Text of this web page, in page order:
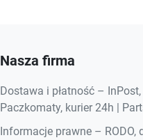
Nasza firma
Dostawa i płatność – InPost,
Paczkomaty, kurier 24h |
Informacje prawne – RODO,